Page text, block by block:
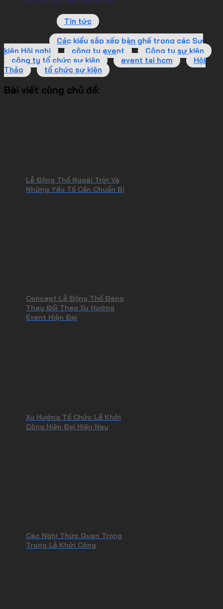
Tin tức
Các kiểu sắp xếp bàn ghế trong các Sự
kiện Hội nghị
công ty event
Công ty sự kiện
công ty tổ chức sự kiện
event tai hcm
Hội
Thảo
tổ chức sự kiện
Bài viết cùng chủ đề:
Lễ Động Thổ Ngoài Trời Và
Những Yếu Tố Cần Chuẩn Bị
Concept Lễ Động Thổ Đang
Thay Đổi Theo Xu Hướng
Event Hiện Đại
Xu Hướng Tổ Chức Lễ Khởi
Công Hiện Đại Hiện Nay
Các Nghi Thức Quan Trọng
Trong Lễ Khởi Công